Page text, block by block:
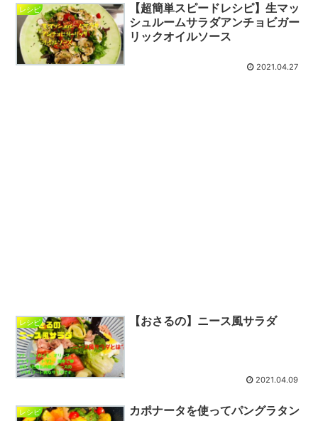
レシピ
【超簡単スピードレシピ】生マッ
シュルームサラダアンチョビガー
リックオイルソース
2021.04.27
レシピ 【おさるの】ニース風サラダ
2021.04.09
レシピ カポナータを使ってパングラタン